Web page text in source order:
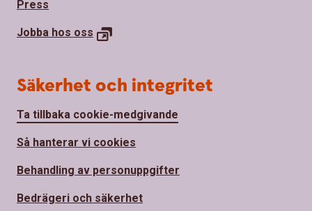
Press
Jobba hos oss
Säkerhet och integritet
Ta tillbaka cookie-medgivande
Så hanterar vi cookies
Behandling av personuppgifter
Bedrägeri och säkerhet